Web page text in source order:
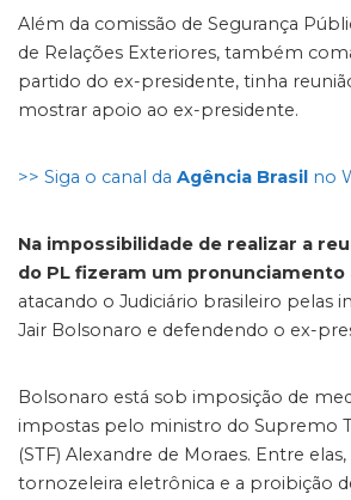
Além da comissão de Segurança
de Relações Exteriores, também
partido do ex-presidente, tinha
mostrar apoio ao ex-presidente.
>> Siga o canal da Agência Brasil no
Na impossibilidade de realizar a
do PL fizeram um pronunciamento
atacando o Judiciário brasileiro pelas
Jair Bolsonaro e defendendo o ex-
Bolsonaro está sob imposição de
impostas pelo ministro do Supremo
(STF) Alexandre de Moraes. Entre
tornozeleira eletrônica e a proibição